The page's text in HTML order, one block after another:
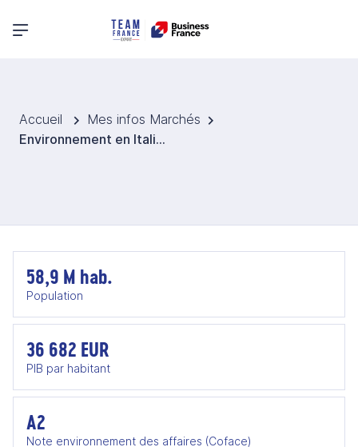
Menu principal
Accueil
Mes infos Marchés
Environnement en Italie 2027
58,9 M hab.
Population
36 682 EUR
PIB par habitant
A2
Note environnement des affaires (Coface)